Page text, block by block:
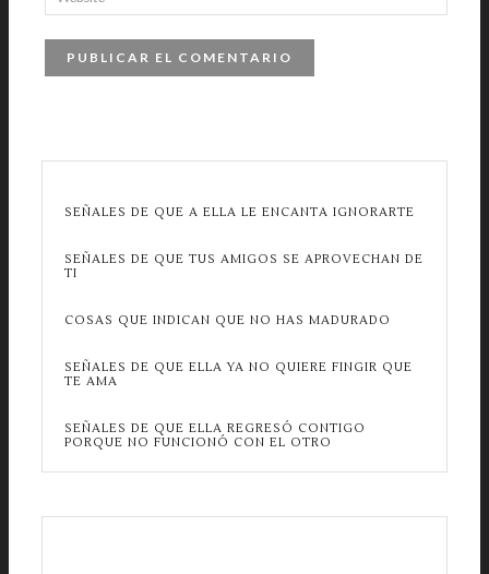
SEÑALES DE QUE A ELLA LE ENCANTA IGNORARTE
SEÑALES DE QUE TUS AMIGOS SE APROVECHAN DE
TI
COSAS QUE INDICAN QUE NO HAS MADURADO
SEÑALES DE QUE ELLA YA NO QUIERE FINGIR QUE
TE AMA
SEÑALES DE QUE ELLA REGRESÓ CONTIGO
PORQUE NO FUNCIONÓ CON EL OTRO